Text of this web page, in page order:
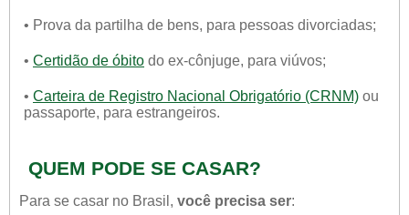
• Prova da partilha de bens, para pessoas divorciadas;
• Certidão de óbito do ex-cônjuge, para viúvos;
• Carteira de Registro Nacional Obrigatório (CRNM) ou
passaporte, para estrangeiros.
QUEM PODE SE CASAR?
Para se casar no Brasil, você precisa ser: